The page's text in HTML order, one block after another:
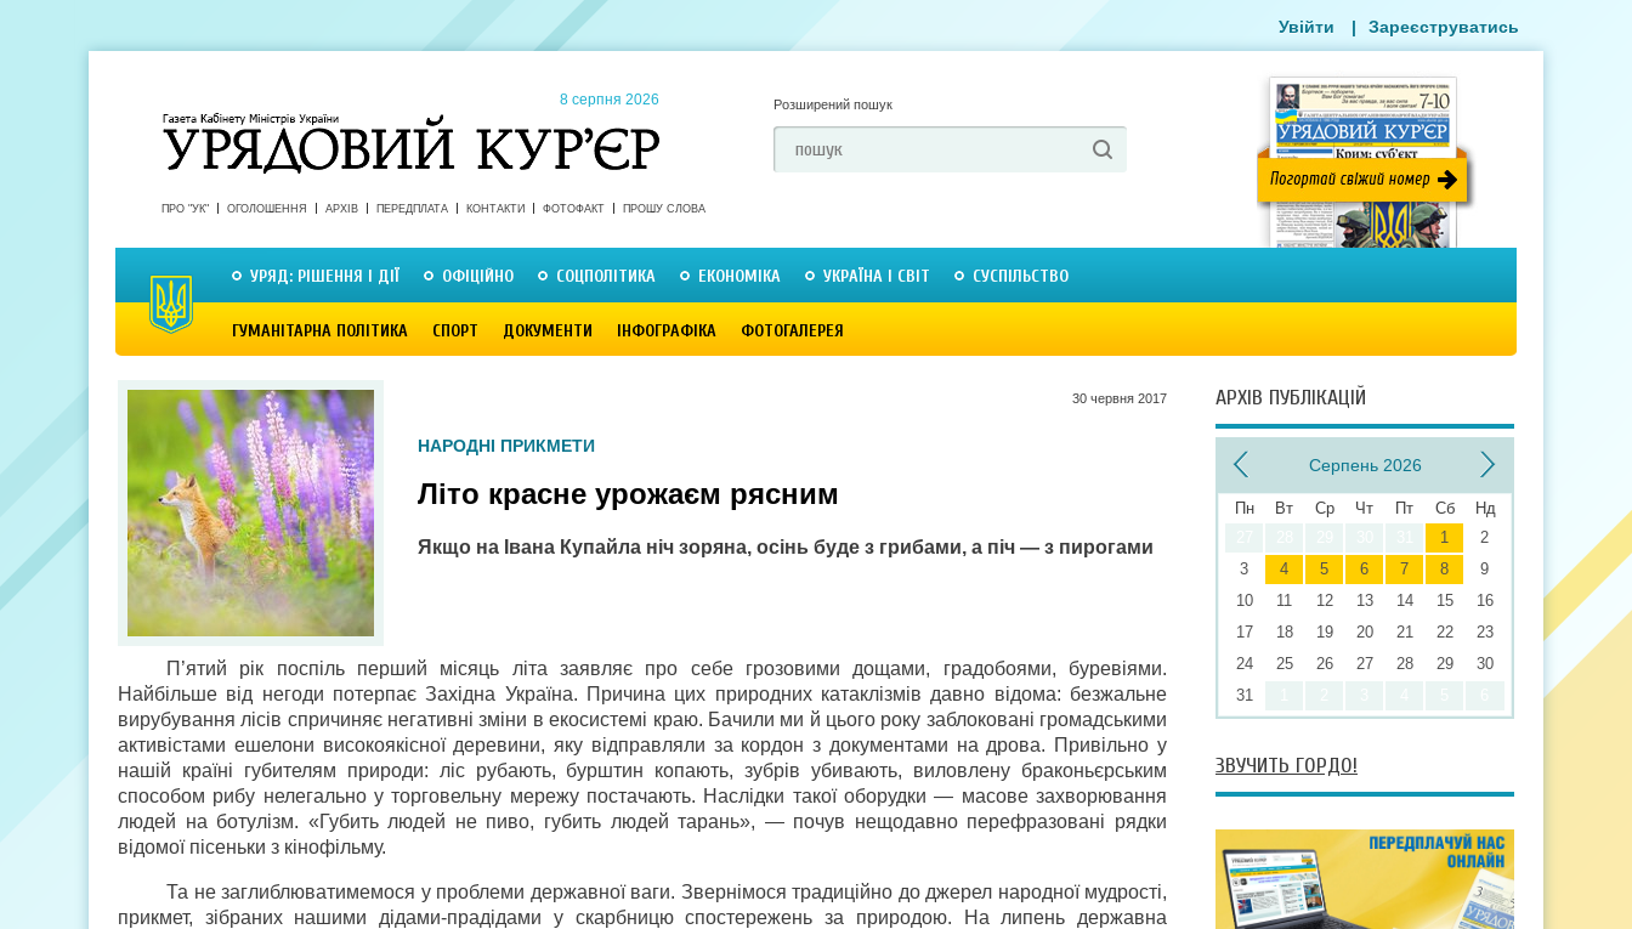
8 серпня 2026 Розширений пошук
ПРО "УК" ОГОЛОШЕННЯ АРХІВ ПЕРЕДПЛАТА КОНТАКТИ ФОТОФАКТ ПРОШУ СЛОВА
УРЯД: РІШЕННЯ І ДІЇ ОФІЦІЙНО СОЦПОЛІТИКА ЕКОНОМІКА УКРАЇНА І СВІТ СУСПІЛЬСТВО
ГУМАНІТАРНА ПОЛІТИКА СПОРТ ДОКУМЕНТИ ІНФОГРАФІКА ФОТОГАЛЕРЕЯ
Увійти | Зареєструватись
30 червня 2017
НАРОДНІ ПРИКМЕТИ
Літо красне урожаєм рясним
Якщо на Івана Купайла ніч зоряна, осінь буде з грибами, а піч — з пирогами
П’ятий рік поспіль перший місяць літа заявляє про себе грозовими дощами, градобоями, буревіями.
Найбільше від негоди потерпає Західна Україна. Причина цих природних катаклізмів давно відома: безжальне
вирубування лісів спричиняє негативні зміни в екосистемі краю. Бачили ми й цього року заблоковані громадськими
активістами ешелони високоякісної деревини, яку відправляли за кордон з документами на дрова. Привільно у
нашій країні губителям природи: ліс рубають, бурштин копають, зубрів убивають, виловлену браконьєрським
способом рибу нелегально у торговельну мережу постачають. Наслідки такої оборудки — масове захворювання
людей на ботулізм. «Губить людей не пиво, губить людей тарань», — почув нещодавно перефразовані рядки
відомої пісеньки з кінофільму.
Та не заглиблюватимемося у проблеми державної ваги. Звернімося традиційно до джерел народної мудрості,
прикмет, зібраних нашими дідами-прадідами у скарбницю спостережень за природою. На липень державна
АРХІВ ПУБЛІКАЦІЙ
Серпень 2026
Пн Вт Ср Чт Пт Сб
Нд
1
2
3
4 5 6 7 8
9
10
11 12 13 14 15
16
17
18 19 20 21 22
23
24
25 26 27 28 29
30
31
ЗВУЧИТЬ ГОРДО!